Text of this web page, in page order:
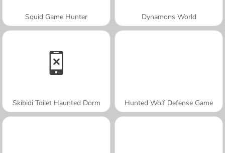
Squid Game Hunter Dynamons World
Skibidi Toilet Haunted Dorm Hunted Wolf Defense Game